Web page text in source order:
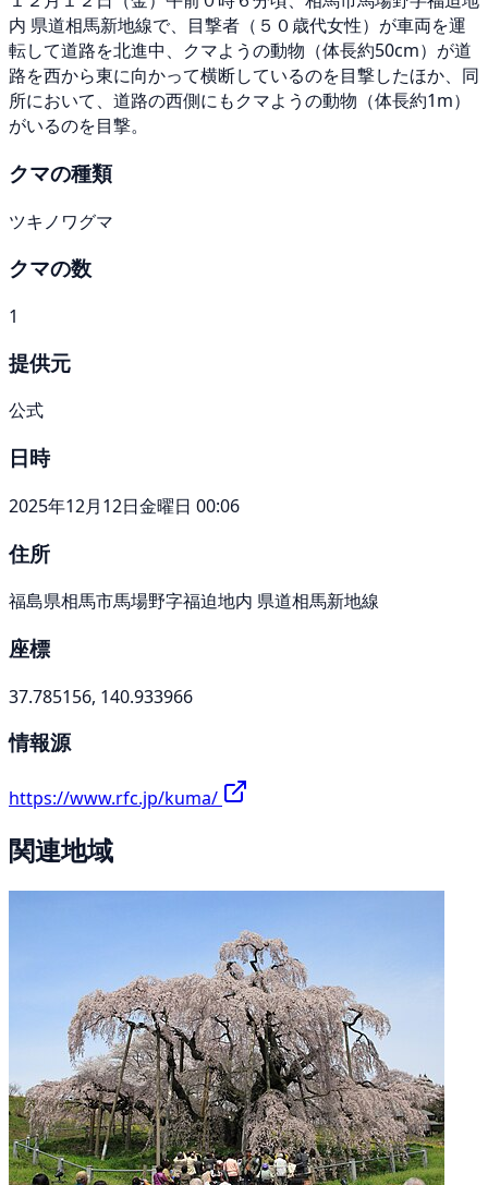
内 県道相馬新地線で、目撃者（５０歳代女性）が車両を運
転して道路を北進中、クマようの動物（体長約50cm）が道
路を西から東に向かって横断しているのを目撃したほか、同
所において、道路の西側にもクマようの動物（体長約1m）
がいるのを目撃。
クマの種類
ツキノワグマ
クマの数
1
提供元
公式
日時
2025年12月12日金曜日 00:06
住所
福島県相馬市馬場野字福迫地内 県道相馬新地線
座標
37.785156, 140.933966
情報源
https://www.rfc.jp/kuma/
関連地域